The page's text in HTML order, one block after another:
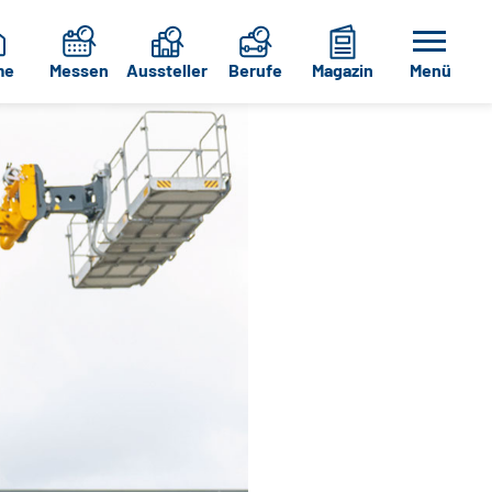
Messen Aussteller Berufe Magazin Menü